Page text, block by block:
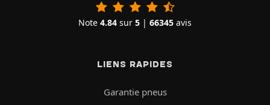
Note 4.84 sur 5 | 66345 avis
LIENS RAPIDES
Garantie pneus